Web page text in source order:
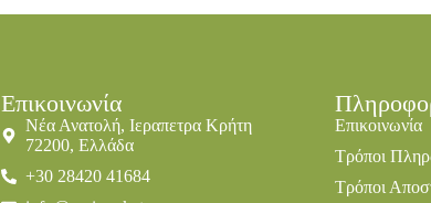
Επικοινωνία
Νέα Ανατολή, Ιεραπετρα Κρήτη
72200, Ελλάδα
+30 28420 41684
Επικοινωνία
Τρόποι
Τρόποι